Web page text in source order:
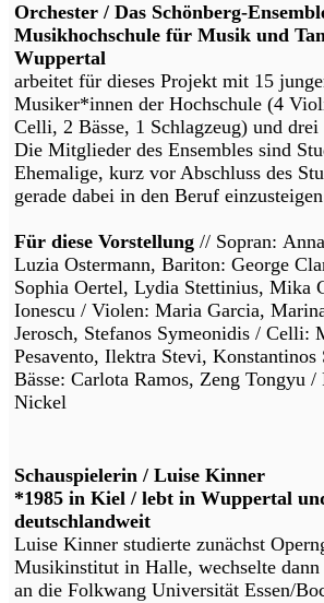
Orchester / Das Schönberg-
Musikhochschule für Musik und
Wuppertal
arbeitet für dieses Projekt mit 15
Musiker*innen der Hochschule (4
Celli, 2 Bässe, 1 Schlagzeug) und
Die Mitglieder des Ensembles sind
Ehemalige, kurz vor Abschluss des
gerade dabei in den Beruf
Für diese Vorstellung // Sopran:
Luzia Ostermann, Bariton: George
Sophia Oertel, Lydia Stettinius, Mika
Ionescu / Violen: Maria Garcia,
Jerosch, Stefanos Symeonidis / Celli:
Pesavento, Ilektra Stevi,
Bässe: Carlota Ramos, Zeng Tongyu /
Nickel
Schauspielerin / Luise Kinner
*1985 in Kiel / lebt in Wuppertal
deutschlandweit
Luise Kinner studierte zunächst
Musikinstitut in Halle, wechselte dann
an die Folkwang Universität Essen/